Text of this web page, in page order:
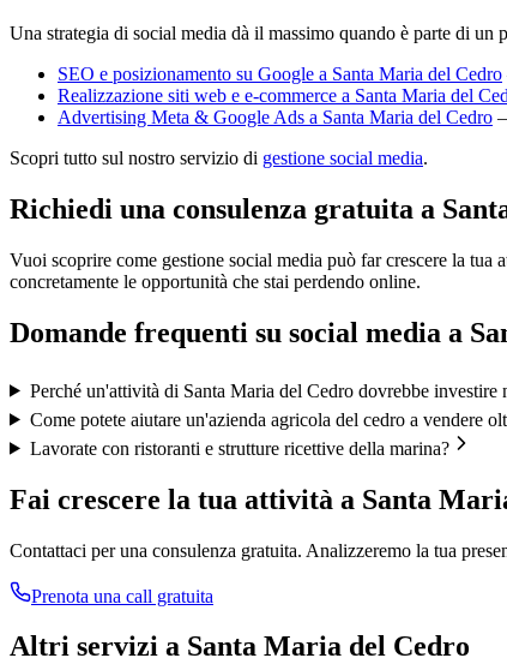
Una strategia di social media dà il massimo quando è parte di
SEO e posizionamento su Google a Santa Maria del Cedro
Realizzazione siti web e e-commerce a Santa Maria del
Advertising Meta & Google Ads a Santa Maria del Cedro
Scopri tutto sul nostro servizio di gestione social media.
Richiedi una consulenza gratuita a
Vuoi scoprire come gestione social media può far crescere la tua
concretamente le opportunità che stai perdendo online.
Domande frequenti su social media a
Perché un'attività di Santa Maria del Cedro dovrebbe investire
Come potete aiutare un'azienda agricola del cedro a vendere
Lavorate con ristoranti e strutture ricettive della marina?
Fai crescere la tua attività a Santa
Contattaci per una consulenza gratuita. Analizzeremo la tua
Prenota una call gratuita
Altri servizi a Santa Maria del Cedro